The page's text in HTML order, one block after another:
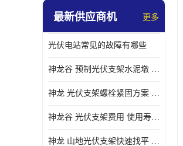
最新供应商机 更多
光伏电站常见的故障有哪些
神龙谷 预制光伏支架水泥墩 抗震性能优
神龙 光伏支架螺栓紧固方案 土地利用率高
神龙谷 光伏支架费用 使用寿命长
神龙 山地光伏支架快速找平 抗风耐压